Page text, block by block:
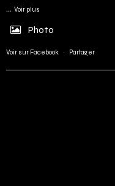
... Voir plus
Photo
Voir sur Facebook · Partager